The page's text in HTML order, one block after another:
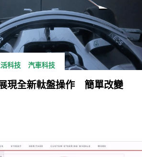
科技 汽車科技
現全新軚盤操作 簡單改變